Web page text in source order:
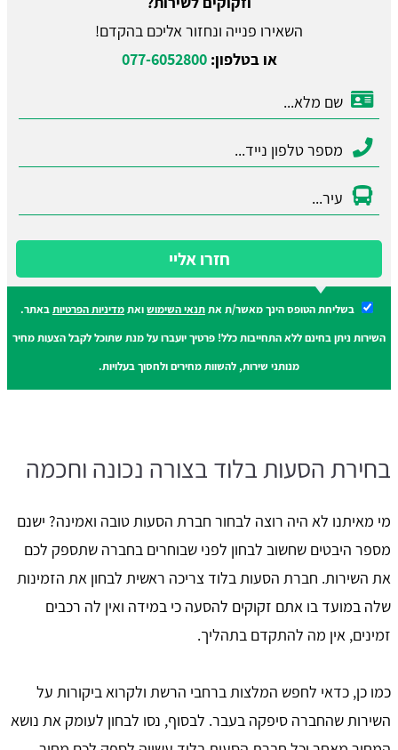
השאירו פנייה ונחזור אליכם בהקדם!
או בטלפון:077-6052800
חזרו אליי
בשליחת הטופס הינך מאשר/ת אתתנאי השימושואתמדיניות הפרטיותבאתר.
השירות ניתן בחינם ללא התחייבות כלל! פרטיך יועברו על מנת שתוכל לקבל הצעות מחיר
מנותני שירות, להשוות מחירים ולחסוך בעלויות.
בחירת הסעות בלוד בצורה נכונה וחכמה
מי מאיתנו לא היה רוצה לבחור חברת הסעות טובה ואמינה? ישנם
מספר היבטים שחשוב לבחון לפני שבוחרים בחברה שתספק לכם
את השירות. חברת הסעות בלוד צריכה ראשית לבחון את הזמינות
שלה במועד בו אתם זקוקים להסעה כי במידה ואין לה רכבים
זמינים, אין מה להתקדם בתהליך.
כמו כן, כדאי לחפש המלצות ברחבי הרשת ולקרוא ביקורות על
השירות שהחברה סיפקה בעבר. לבסוף, נסו לבחון לעומק את נושא